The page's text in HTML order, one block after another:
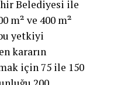
Belediyesi ile
m² ve 400 m²
yetkiyi
kararın
için 75 ile 150